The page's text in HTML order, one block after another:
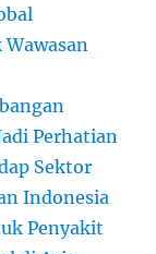
Perhatian
Sektor
Indonesia
Penyakit